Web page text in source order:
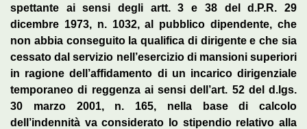
spettante ai sensi degli artt. 3 e 38 del d.P.R. 29
dicembre 1973, n. 1032, al pubblico dipendente, che
non abbia conseguito la qualifica di dirigente e che sia
cessato dal servizio nell’esercizio di mansioni superiori
in ragione dell’affidamento di un incarico dirigenziale
temporaneo di reggenza ai sensi dell’art. 52 del d.lgs.
30 marzo 2001, n. 165, nella base di calcolo
dell’indennità va considerato lo stipendio relativo alla